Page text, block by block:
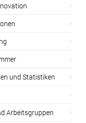
und Statistiken
Arbeitsgruppen